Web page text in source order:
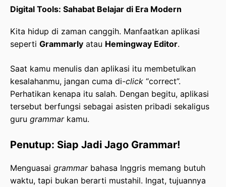
Digital Tools: Sahabat Belajar di Era Modern
Kita hidup di zaman canggih. Manfaatkan aplikasi
seperti Grammarly atau Hemingway Editor.
Saat kamu menulis dan aplikasi itu membetulkan
kesalahanmu, jangan cuma di-click “correct”.
Perhatikan kenapa itu salah. Dengan begitu, aplikasi
tersebut berfungsi sebagai asisten pribadi sekaligus
guru grammarkamu.
Penutup: Siap Jadi Jago Grammar!
Menguasai grammarbahasa Inggris memang butuh
waktu, tapi bukan berarti mustahil. Ingat, tujuannya